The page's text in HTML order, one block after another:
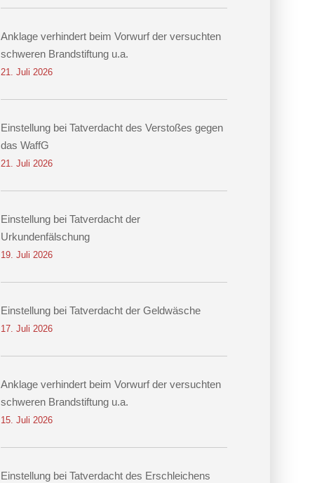
Anklage verhindert beim Vorwurf der versuchten
schweren Brandstiftung u.a.
21. Juli 2026
Einstellung bei Tatverdacht des Verstoßes gegen
das WaffG
21. Juli 2026
Einstellung bei Tatverdacht der
Urkundenfälschung
19. Juli 2026
Einstellung bei Tatverdacht der Geldwäsche
17. Juli 2026
Anklage verhindert beim Vorwurf der versuchten
schweren Brandstiftung u.a.
15. Juli 2026
Einstellung bei Tatverdacht des Erschleichens